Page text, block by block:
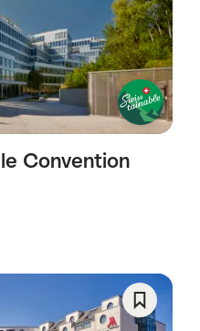
Convention
Save
As
Favorite